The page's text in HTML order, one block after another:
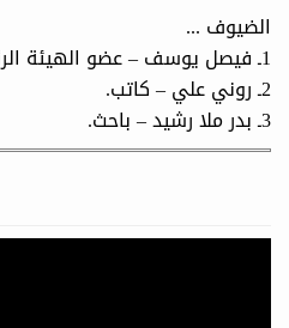
الضيوف ...
1ـ فيصل يوسف – عضو الهيئة الرئاسية لـENKS.
2ـ روني علي – كاتب.
3ـ بدر ملا رشيد – باحث.